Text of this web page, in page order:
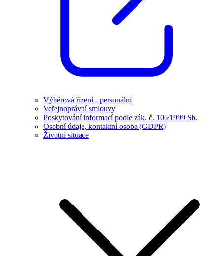
Výběrová řízení - personální
Veřejnoprávní smlouvy
Poskytování informací podle zák. č. 106⁄1999 Sb.
Osobní údaje, kontaktní osoba (GDPR)
Životní situace